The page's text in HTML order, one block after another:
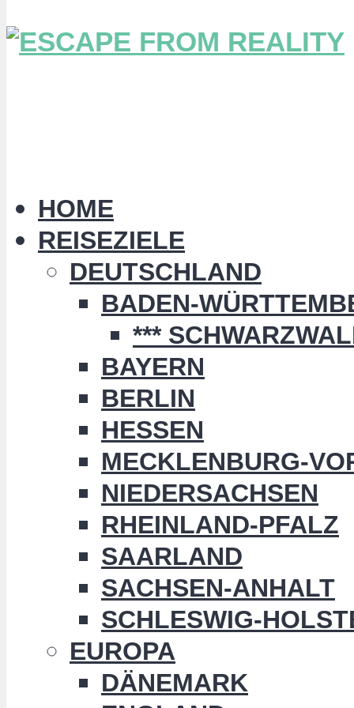
HOME
REISEZIELE
DEUTSCHLAND
BADEN-
***
BAYERN
BERLIN
HESSEN
MECKLENBURG-
NIEDERSACHSEN
RHEINLAND-PFALZ
SAARLAND
SACHSEN-ANHALT
SCHLESWIG-
EUROPA
DÄNEMARK